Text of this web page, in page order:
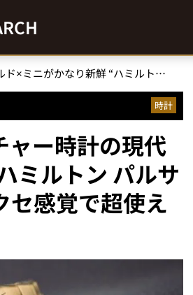
「名作レトロフューチャー時計の現代版」ゴールド×ミニがかなり新鮮 “ハミルトン パルサーのDNAを受け継ぐ”PSR 74がアクセ感覚で超使える！
時計
ャー時計の現代
ミルトン パルサ
セ感覚で超使え